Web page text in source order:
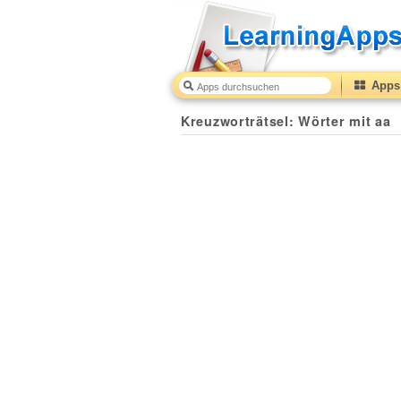
Kreuzworträtsel: Wörter mit aa
10 to50 )